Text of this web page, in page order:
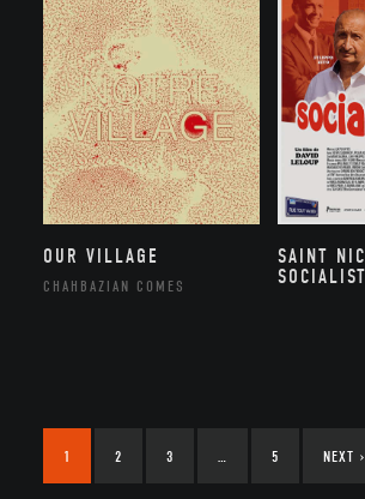
OUR VILLAGE
CHAHBAZIAN COMES
SAINT
1 2 3 … 5 NEXT ›